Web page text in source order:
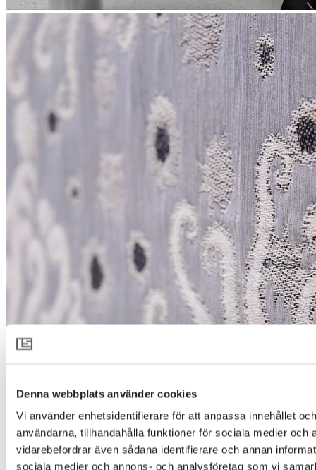
Denna webbplats använder cookies
Vi använder enhetsidentifierare för att anpassa innehållet
användarna, tillhandahålla funktioner för sociala medier och
vidarebefordrar även sådana identifierare och annan
sociala medier och annons- och analysföretag som vi